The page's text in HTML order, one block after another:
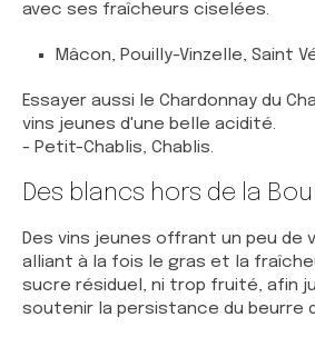
avec ses fraîcheurs ciselées.
Mâcon, Pouilly-Vinzelle, Saint
Essayer aussi le Chardonnay du
vins jeunes d'une belle acidité.
- Petit-Chablis, Chablis.​​
Des blancs hors de la
Des vins jeunes offrant un peu de
alliant à la fois le gras et la
sucre résiduel, ni trop fruité, afin
soutenir la persistance du beurre